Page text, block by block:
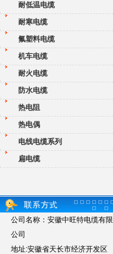
耐低温电缆
耐寒电缆
氟塑料电缆
机车电缆
耐火电缆
防水电缆
热电阻
热电偶
电线电缆系列
扁电缆
公司名称：安徽中旺特电缆有限
公司
地址:安徽省天长市经济开发区